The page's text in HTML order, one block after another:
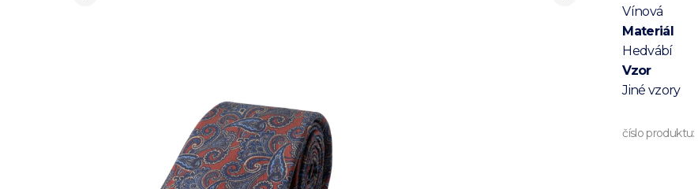
Vínová
Materiál
Hedvábí
Vzor
Jiné vzory
číslo produktu: